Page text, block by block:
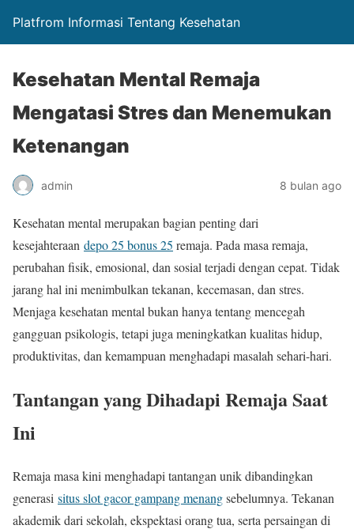
Platfrom Informasi Tentang Kesehatan
Kesehatan Mental Remaja
Mengatasi Stres dan Menemukan
Ketenangan
admin 8 bulan ago
Kesehatan mental merupakan bagian penting dari
kesejahteraan depo 25 bonus 25 remaja. Pada masa remaja,
perubahan fisik, emosional, dan sosial terjadi dengan cepat. Tidak
jarang hal ini menimbulkan tekanan, kecemasan, dan stres.
Menjaga kesehatan mental bukan hanya tentang mencegah
gangguan psikologis, tetapi juga meningkatkan kualitas hidup,
produktivitas, dan kemampuan menghadapi masalah sehari-hari.
Tantangan yang Dihadapi Remaja Saat
Ini
Remaja masa kini menghadapi tantangan unik dibandingkan
generasi situs slot gacor gampang menangsebelumnya. Tekanan
akademik dari sekolah, ekspektasi orang tua, serta persaingan di